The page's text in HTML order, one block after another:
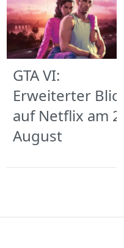
GTA VI:
Erweiterter
auf Netflix am
August